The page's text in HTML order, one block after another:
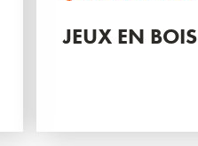
JEUX EN BOIS